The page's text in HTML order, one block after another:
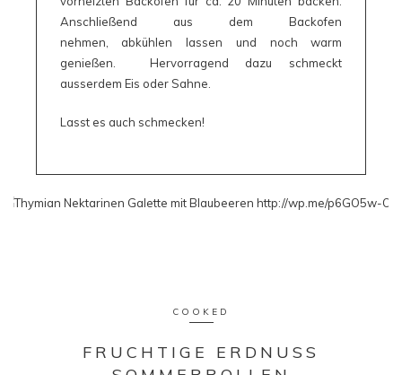
Anschließend aus dem Backofen
nehmen, abkühlen lassen und noch warm
genießen. Hervorragend dazu schmeckt
ausserdem Eis oder Sahne.
Lasst es auch schmecken!
COOKED
FRUCHTIGE ERDNUSS